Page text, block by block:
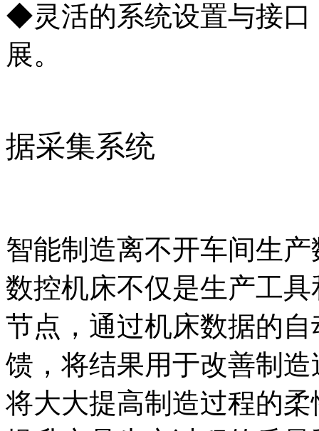
◆灵活的系统设置与接口
展。
据采集系统
智能制造离不开车间生
数控机床不仅是生产工
节点，通过机床数据的
馈，将结果用于改善制造
将大大提高制造过程的